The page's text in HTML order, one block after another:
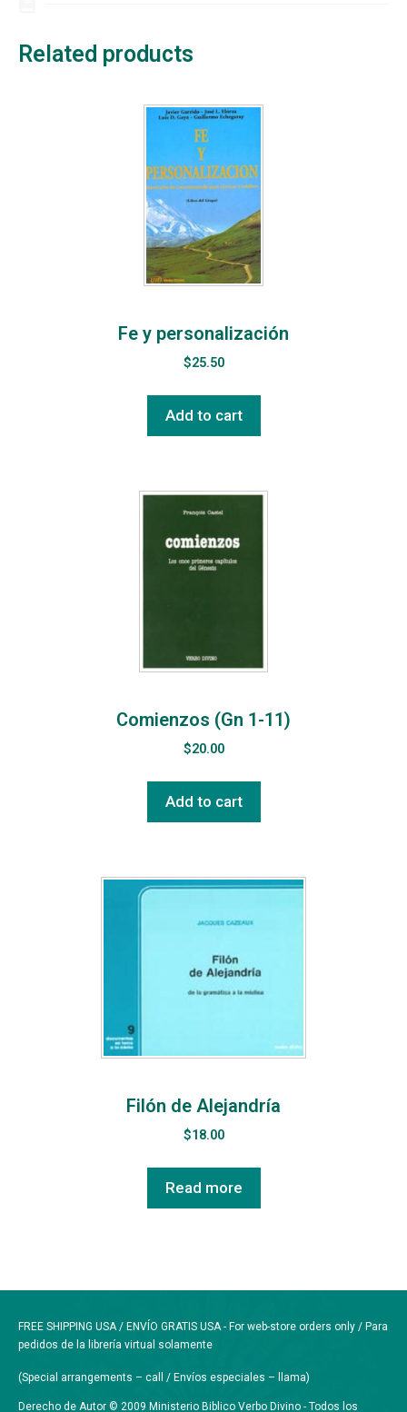
Related products
Fe y personalización
$25.50
Add to cart
Comienzos (Gn 1-11)
$20.00
Add to cart
Filón de Alejandría
$18.00
Read more
FREE SHIPPING USA / ENVÍO GRATIS USA - For web-store orders only / Para
pedidos de la librería virtual solamente
(Special arrangements – call / Envíos especiales – llama)
Derecho de Autor © 2009 Ministerio Biblico Verbo Divino - Todos los